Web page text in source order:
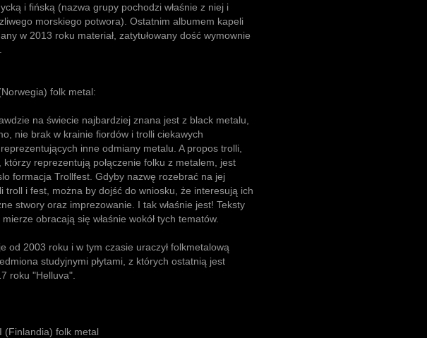
i fińską (nazwa grupy pochodzi właśnie z niej i
morskiego potwora). Ostatnim albumem kapeli
w 2013 roku materiał, zatytułowany dość wymownie
folk metal:
na świecie najbardziej znana jest z black metalu,
nie brak w krainie fiordów i trolli ciekawych
inne odmiany metalu. A propos trolli,
którzy reprezentują połączenie folku z metalem, jest
formacja Trollfest. Gdyby nazwę rozebrać na jej
troll i fest, można by dojść do wniosku, że interesują ich
stwory oraz imprezowanie. I tak właśnie jest! Teksty
obracają się właśnie wokół tych tematów.
od 2003 roku i w tym czasie uraczył folkmetalową
studyjnymi płytami, z których ostatnią jest
roku "Helluva".
(Finlandia) folk metal